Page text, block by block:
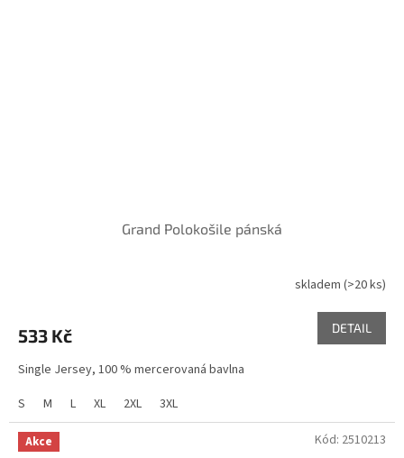
Grand Polokošile pánská
je
z
hvězdiček.
skladem(>20 ks)
533 Kč DETAIL
Single Jersey, 100 % mercerovaná bavlna
S
M L XL 2XL 3XL
Akce Kód: 2510213